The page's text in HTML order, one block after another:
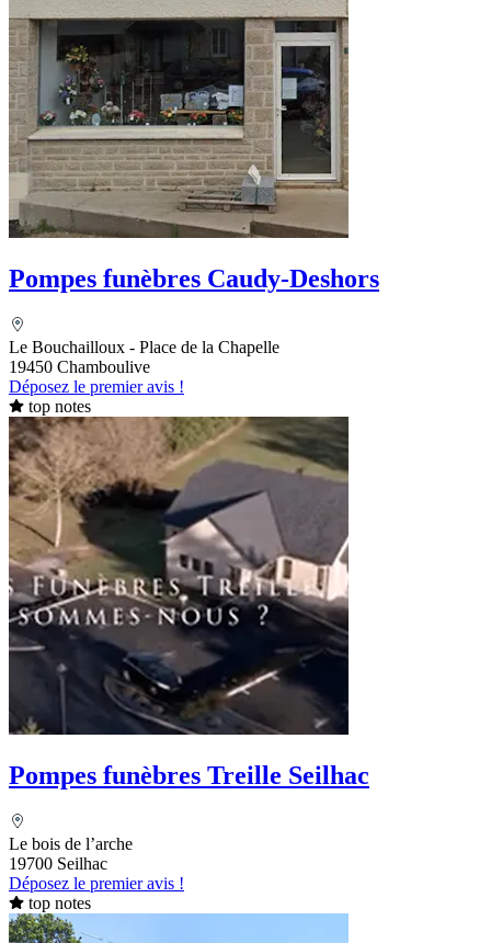
Pompes funèbres Caudy-Deshors
Le Bouchailloux - Place de la Chapelle
19450 Chamboulive
Déposez le premier avis !
top notes
Pompes funèbres Treille Seilhac
Le bois de l’arche
19700 Seilhac
Déposez le premier avis !
top notes